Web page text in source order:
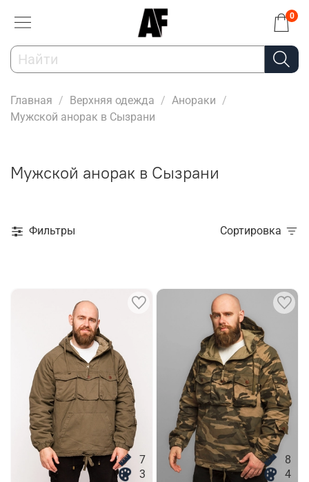
0
Главная Верхняя одежда
Анораки
Мужской анорак в Сызрани
Мужской анорак в Сызрани
Фильтры Сортировка
7
3
8
4